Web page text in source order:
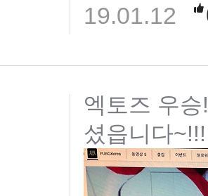
19.01.12
엑토즈 우
셨읍니다~!!!